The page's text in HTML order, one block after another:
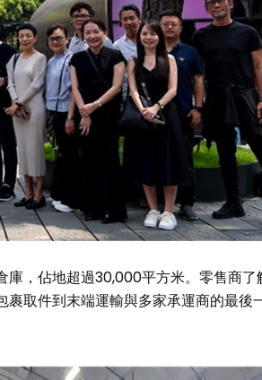
，佔地超過30,000平方米。零售商了
取件到末端運輸與多家承運商的最後